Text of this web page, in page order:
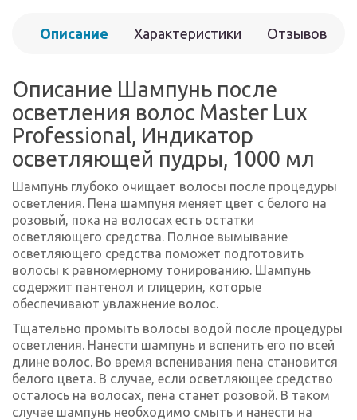
Описание Характеристики Отзывов
Описание Шампунь после
осветления волос Master Lux
Professional, Индикатор
осветляющей пудры, 1000 мл
Шампунь глубоко очищает волосы после процедуры
осветления. Пена шампуня меняет цвет с белого на
розовый, пока на волосах есть остатки
осветляющего средства. Полное вымывание
осветляющего средства поможет подготовить
волосы к равномерному тонированию. Шампунь
содержит пантенол и глицерин, которые
обеспечивают увлажнение волос.
Тщательно промыть волосы водой после процедуры
осветления. Нанести шампунь и вспенить его по всей
длине волос. Во время вспенивания пена становится
белого цвета. В случае, если осветляющее средство
осталось на волосах, пена станет розовой. В таком
случае шампунь необходимо смыть и нанести на